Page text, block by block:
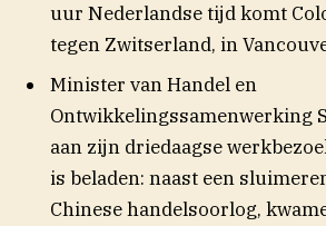
uur Nederlandse tijd komt
tegen Zwitserland, in
Minister van Handel en
Ontwikkelingssamenwerking
aan zijn driedaagse
is beladen: naast een
Chinese handelsoorlog,